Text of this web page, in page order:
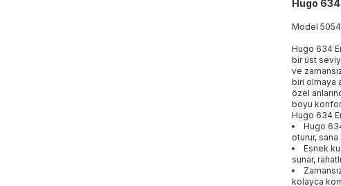
Hugo
Model
Hugo 634
bir üst
ve
biri olmaya
özel
boyu
Hugo 634
Hugo
oturur, sana
Esnek
sunar,
kolayca